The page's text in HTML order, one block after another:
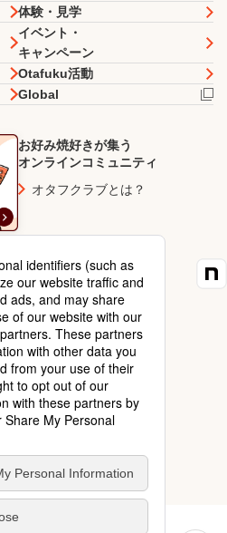
体験・見学
イベント・
キャンペーン
Otafuku活動
Global
お好み焼好きが集う
オンラインコミュニティ
オタフクラブとは？
SNS一覧
ご利用規約